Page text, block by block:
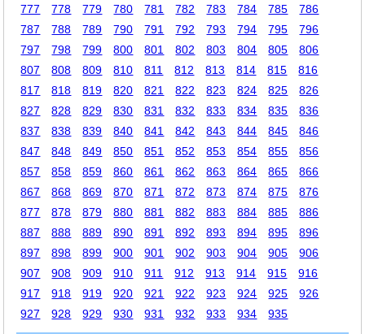
777
778 779 780 781 782 783 784 785
786
787
788 789 790 791 792 793 794 795
796
797
798 799 800 801 802 803 804 805
806
807
808 809 810 811 812 813 814 815
816
817
818 819 820 821 822 823 824 825
826
827
828 829 830 831 832 833 834 835
836
837
838 839 840 841 842 843 844 845
846
847
848 849 850 851 852 853 854 855
856
857
858 859 860 861 862 863 864 865
866
867
868 869 870 871 872 873 874 875
876
877
878 879 880 881 882 883 884 885
886
887
888 889 890 891 892 893 894 895
896
897
898 899 900 901 902 903 904 905
906
907
908 909 910 911 912 913 914 915
916
917
918 919 920 921 922 923 924 925
926
927
928 929 930 931 932 933 934 935